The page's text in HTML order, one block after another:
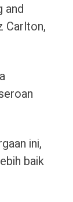
and
Carlton,
ini,
baik